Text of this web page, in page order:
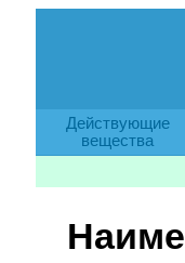
Действующие
вещества